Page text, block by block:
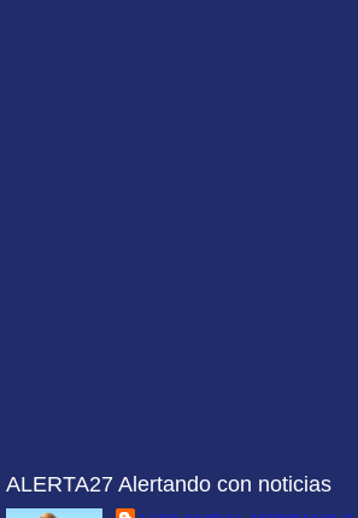
ALERTA27 Alertando con noticias